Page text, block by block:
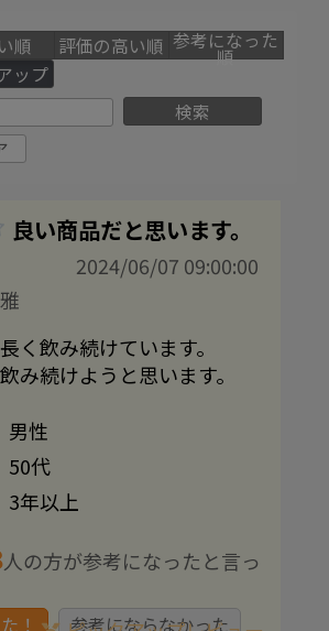
順 評価の高い順 参考になった
順
ップ
検索
良い商品だと思います。
2024/06/07 09:00:00
く飲み続けています。
み続けようと思います。
男性
50代
3年以上
人の方が参考になったと言っ
！ 参考にならなかった